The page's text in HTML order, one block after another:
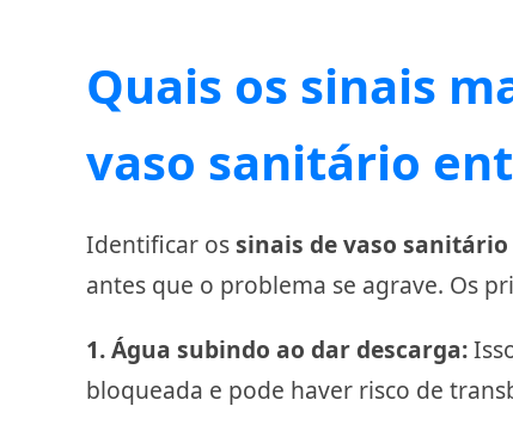
Quais os sinais
vaso sanitário
Identificar ossinais de vaso
antes que o problema se agrave. Os
1. Água subindo ao dar descarga:
bloqueada e pode haver risco de